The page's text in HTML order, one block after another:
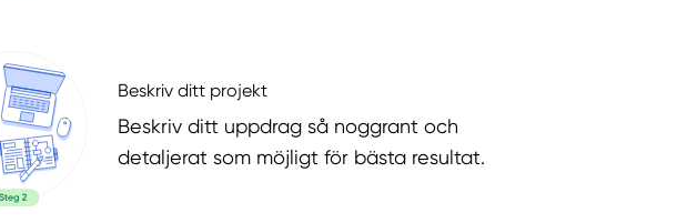
Beskriv ditt projekt
Beskriv ditt uppdrag så noggrant och
detaljerat som möjligt för bästa resultat.